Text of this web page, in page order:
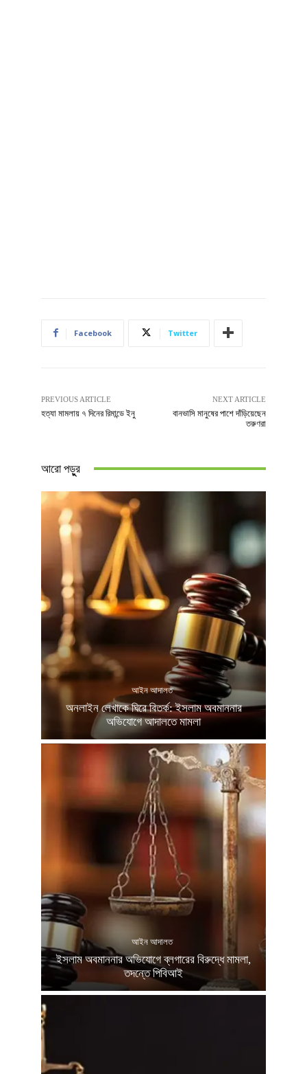
Facebook Twitter
PREVIOUS ARTICLE
হত্যা মামলায় ৭ দিনের রিমান্ডে ইনু
NEXT ARTICLE
বানভাসি মানুষের পাশে দাঁড়িয়েছেন
তরুণরা
আরো পড়ুুর
আইন আদালত
অনলাইন লেখাকে ঘিরে বিতর্ক: ইসলাম অবমাননার
অভিযোগে আদালতে মামলা
আইন আদালত
ইসলাম অবমাননার অভিযোগে ব্লগারের বিরুদ্ধে মামলা,
তদন্তে পিবিআই